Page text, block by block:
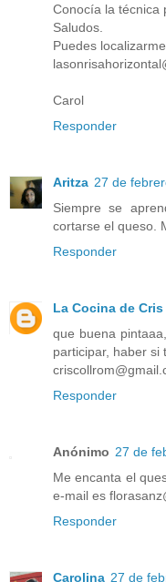
Conocía la técnica
Saludos.
Puedes
Carol
Responder
Aritza 27 de
Siempre se
cortarse el queso.
Responder
La Cocina de Cris
que buena
participar, haber si
Responder
Anónimo 27 de
Me encanta el
e-mail es
Responder
Carolina 27 de